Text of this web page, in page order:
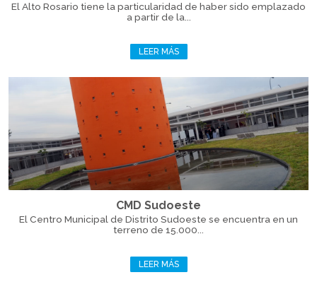
El Alto Rosario tiene la particularidad de haber sido emplazado
a partir de la...
LEER MÁS
CMD Sudoeste
El Centro Municipal de Distrito Sudoeste se encuentra en un
terreno de 15.000...
LEER MÁS